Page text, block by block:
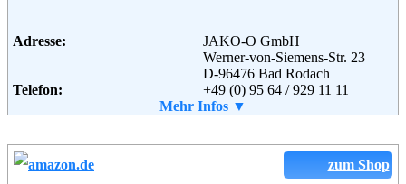
Email:
service@baur.de
Weiterführende
Blog,AGB
Adresse:
JAKO-O GmbH
Werner-von-Siemens-Str. 23
D-96476 Bad Rodach
Telefon:
+49 (0) 95 64 / 929 11 11
+49 (0) 95 64 / 92 96 62 500
Weiterführende
Informationen:
Mehr Infos ▼
zum Shop